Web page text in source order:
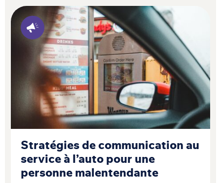
Stratégies de communication au
service à l’auto pour une
personne malentendante